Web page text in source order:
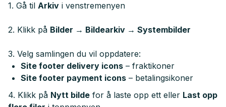
1. Gå til Arkiv i venstremenyen
2. Klikk på Bilder → Bildearkiv → Systembilder
3. Velg samlingen du vil oppdatere:
Site footer delivery icons – fraktikoner
Site footer payment icons – betalingsikoner
4. Klikk på Nytt bilde for å laste opp ett eller Last opp